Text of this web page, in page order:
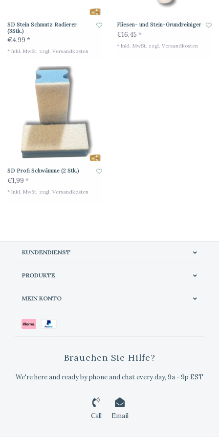
SD Stein Schmutz Radierer
(3Stk.)
€4,99 *
* Inkl. MwSt. zzgl. Versandkosten
Fliesen- und Stein-Grundreiniger
€16,45 *
* Inkl. MwSt. zzgl. Versandkosten
SD Profi Schwämme (2 Stk.)
€1,99 *
* Inkl. MwSt. zzgl. Versandkosten
KUNDENDIENST
PRODUKTE
MEIN KONTO
Brauchen Sie Hilfe?
We're here and ready by phone and chat every day, 9a - 9p EST
Call Email